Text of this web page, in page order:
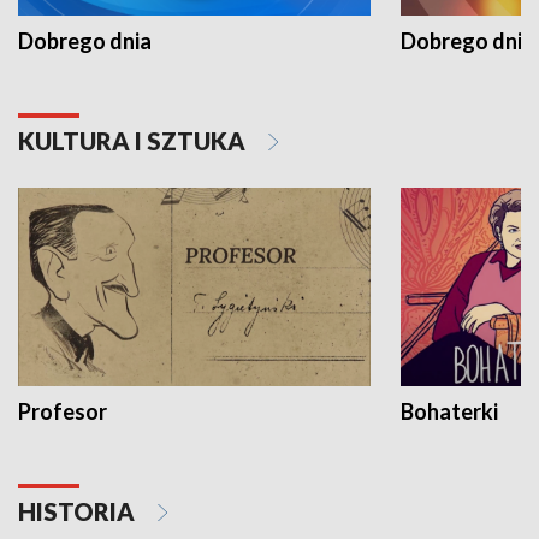
Dobrego dnia Dobrego dnia
KULTURA I SZTUKA
Profesor Bohaterki
HISTORIA